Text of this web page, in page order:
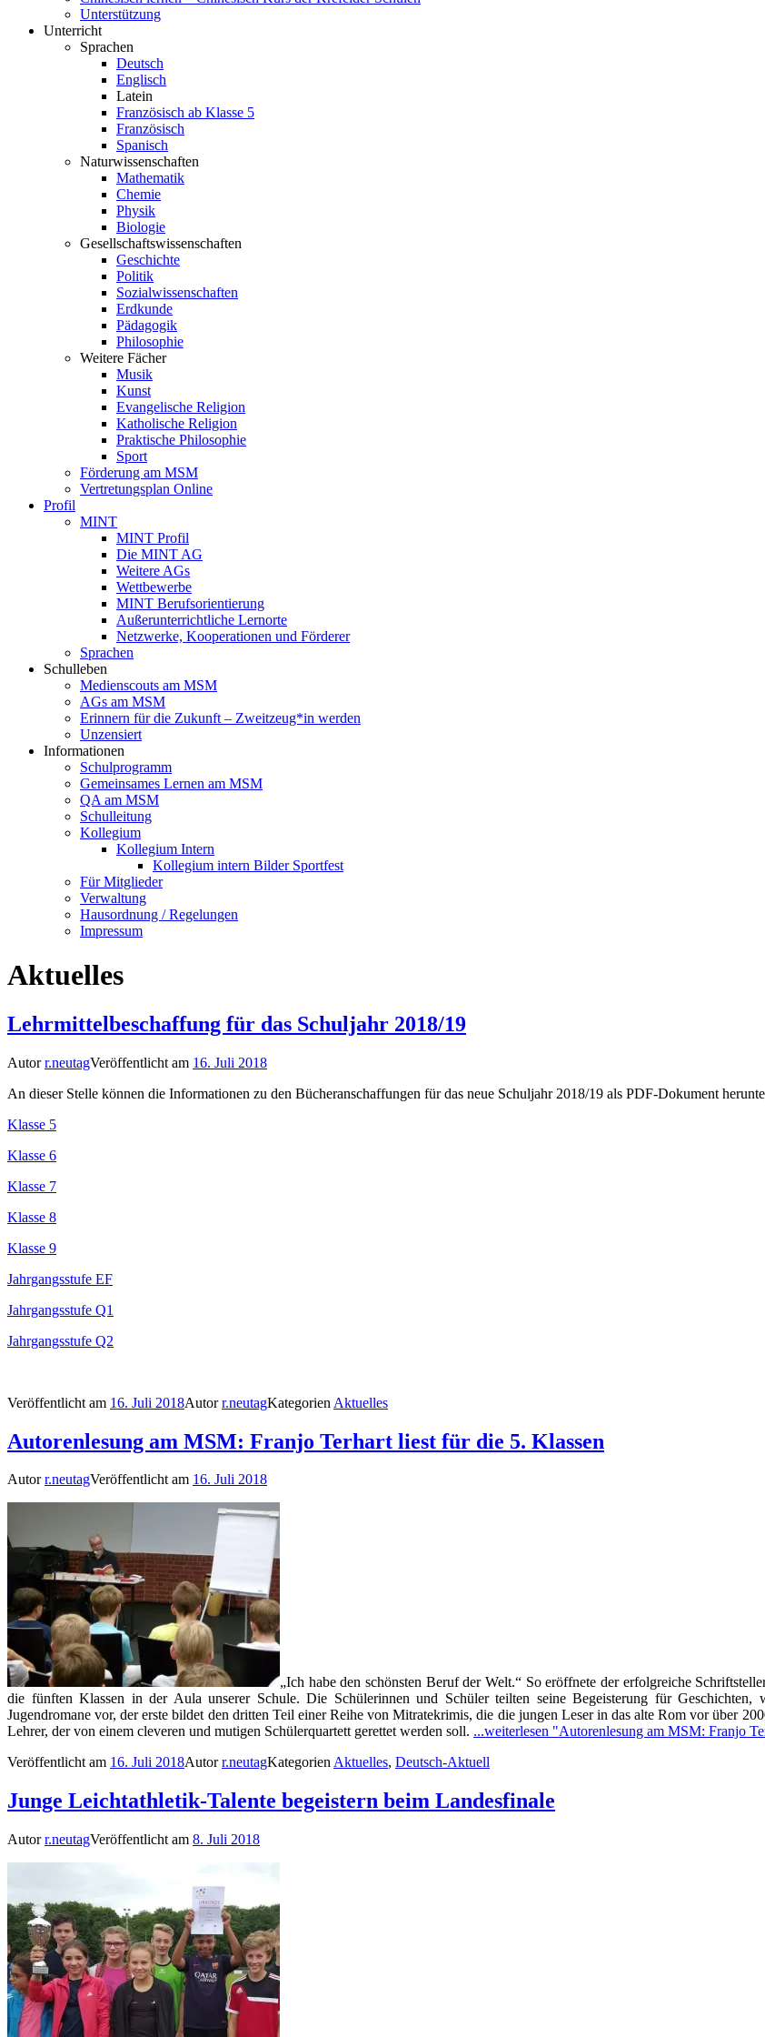
Unterstützung
Unterricht
Sprachen
Deutsch
Englisch
Latein
Französisch ab Klasse 5
Französisch
Spanisch
Naturwissenschaften
Mathematik
Chemie
Physik
Biologie
Gesellschaftswissenschaften
Geschichte
Politik
Sozialwissenschaften
Erdkunde
Pädagogik
Philosophie
Weitere Fächer
Musik
Kunst
Evangelische Religion
Katholische Religion
Praktische Philosophie
Sport
Förderung am MSM
Vertretungsplan Online
Profil
MINT
MINT Profil
Die MINT AG
Weitere AGs
Wettbewerbe
MINT Berufsorientierung
Außerunterrichtliche Lernorte
Netzwerke, Kooperationen und Förderer
Sprachen
Schulleben
Medienscouts am MSM
AGs am MSM
Erinnern für die Zukunft – Zweitzeug*in werden
Unzensiert
Informationen
Schulprogramm
Gemeinsames Lernen am MSM
QA am MSM
Schulleitung
Kollegium
Kollegium Intern
Kollegium intern Bilder Sportfest
Für Mitglieder
Verwaltung
Hausordnung / Regelungen
Impressum
Aktuelles
Lehrmittelbeschaffung für das Schuljahr 2018/19
Autorr.neutagVeröffentlicht am 16. Juli 2018
An dieser Stelle können die Informationen zu den Bücheranschaffungen für das neue Schuljahr 2018/19 als PDF-Dokument
Klasse 5
Klasse 6
Klasse 7
Klasse 8
Klasse 9
Jahrgangsstufe EF
Jahrgangsstufe Q1
Jahrgangsstufe Q2
Veröffentlicht am 16. Juli 2018Autorr.neutagKategorien Aktuelles
Autorenlesung am MSM: Franjo Terhart liest für die 5. Klassen
Autorr.neutagVeröffentlicht am 16. Juli 2018
„Ich habe den schönsten Beruf der Welt.“ So eröffnete der erfolgreiche
die fünften Klassen in der Aula unserer Schule. Die Schülerinnen und Schüler teilten seine Begeisterung für Geschichten,
Jugendromane vor, der erste bildet den dritten Teil einer Reihe von Mitratekrimis, die die jungen Leser in das alte Rom vor über
Lehrer, der von einem cleveren und mutigen Schülerquartett gerettet werden soll. ...weiterlesen "Autorenlesung am MSM: Franjo
Veröffentlicht am 16. Juli 2018Autorr.neutagKategorienAktuelles, Deutsch-Aktuell
Junge Leichtathletik-Talente begeistern beim Landesfinale
Autorr.neutagVeröffentlicht am 8. Juli 2018